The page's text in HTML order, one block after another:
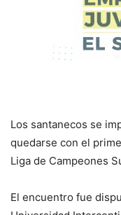
Los santanecos se
quedarse con el
Liga de Campeones
El encuentro fue